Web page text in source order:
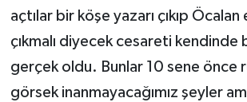
açtılar bir köşe yazarı çıkıp
çıkmalı diyecek cesareti kendinde
gerçek oldu. Bunlar 10 sene önce
görsek inanmayacağımız şeyler